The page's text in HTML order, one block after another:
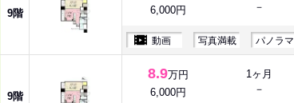
9階
6,000円
－
動画 写真満載 パノラマ
9階
8.9万円
6,000円
1ヶ月
－